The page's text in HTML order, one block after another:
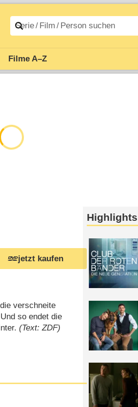
Filme A–Z
jetzt kaufen
verschneite
so endet die
(Text: ZDF)
Highlights